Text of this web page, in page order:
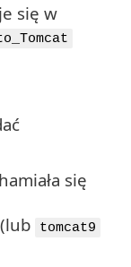
się w
się
(lub tomcat9